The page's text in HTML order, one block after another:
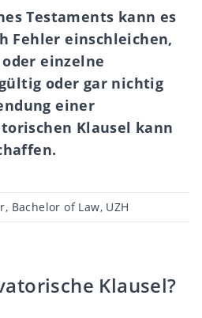
Testaments kann es
Fehler einschleichen,
einzelne
oder gar nichtig
einer
Klausel kann
Bachelor of Law, UZH
Klausel?